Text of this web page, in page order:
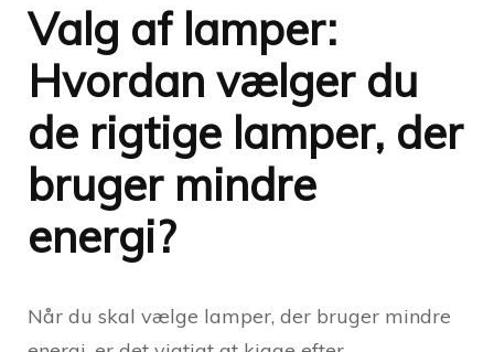
Valg af lamper:
Hvordan vælger du
de rigtige lamper, der
bruger mindre
energi?
Når du skal vælge lamper, der bruger mindre